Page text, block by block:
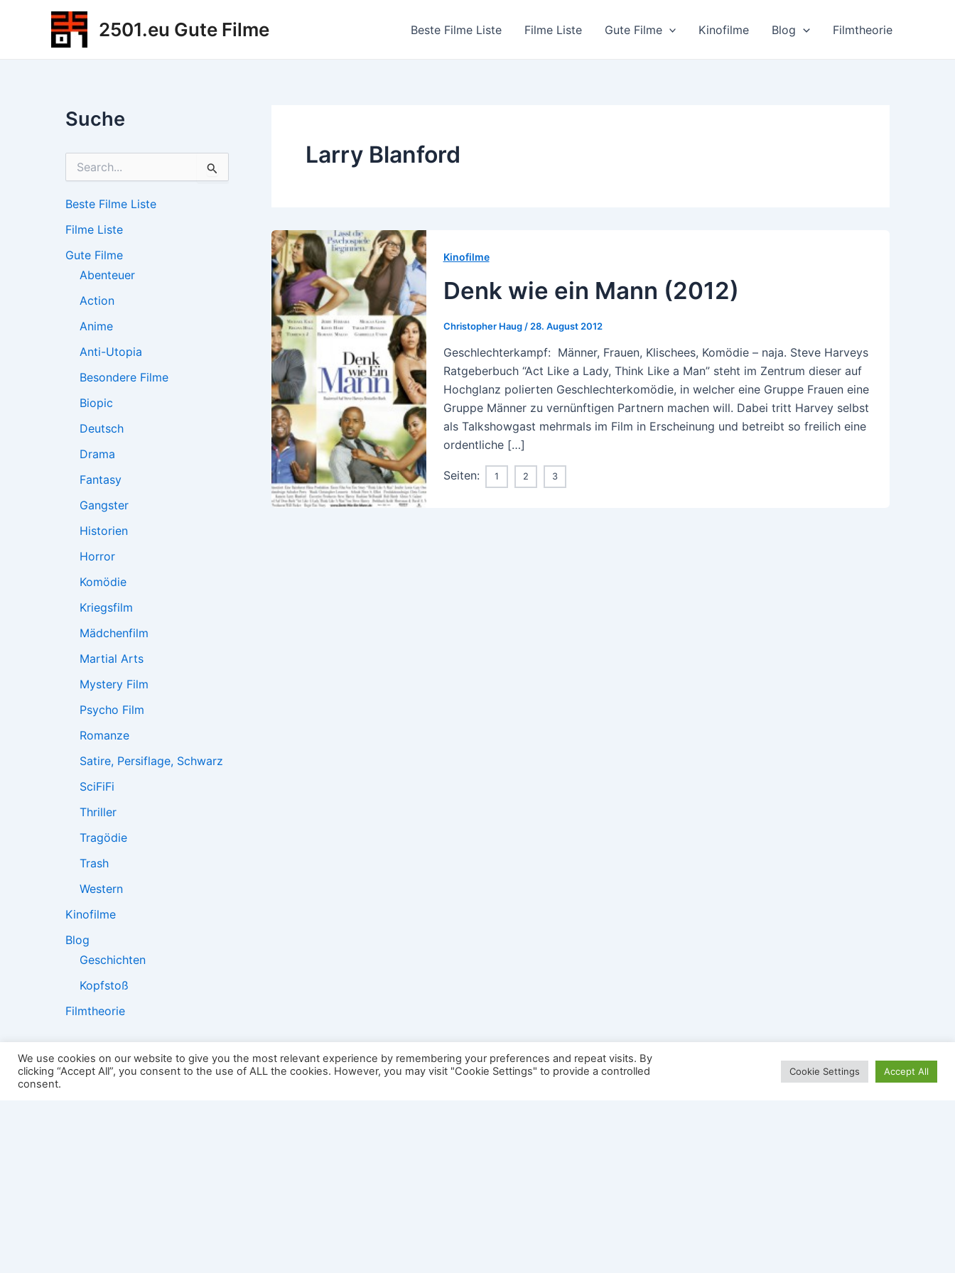
2501.eu Gute Filme Beste Filme Liste Filme Liste Gute Filme Kinofilme Blog Filmtheorie
Suche
h
n
a
Beste Filme Liste
Filme Liste
Gute Filme
Abenteuer
Action
Anime
Anti-Utopia
Besondere Filme
Biopic
Deutsch
Drama
Fantasy
Gangster
Historien
Horror
Komödie
Kriegsfilm
Mädchenfilm
Martial Arts
Mystery Film
Psycho Film
Romanze
Satire, Persiflage, Schwarz
SciFiFi
Thriller
Tragödie
Trash
Western
Kinofilme
Blog
Geschichten
Kopfstoß
Filmtheorie
Larry Blanford
Kinofilme
Denk wie ein Mann (2012)
Christopher Haug / 28. August 2012
Geschlechterkampf: Männer, Frauen, Klischees, Komödie – naja. Steve Harveys
Ratgeberbuch “Act Like a Lady, Think Like a Man” steht im Zentrum dieser auf
Hochglanz polierten Geschlechterkomödie, in welcher eine Gruppe Frauen eine
Gruppe Männer zu vernünftigen Partnern machen will. Dabei tritt Harvey selbst
als Talkshowgast mehrmals im Film in Erscheinung und betreibt so freilich eine
ordentliche […]
Seiten: 1 2 3
2501:
We use cookies on our website to give you the most relevant experience by remembering your preferences and repeat visits. By
clicking “Accept All”, you consent to the use of ALL the cookies. However, you may visit "Cookie Settings" to provide a controlled
consent.
Cookie Settings Accept All